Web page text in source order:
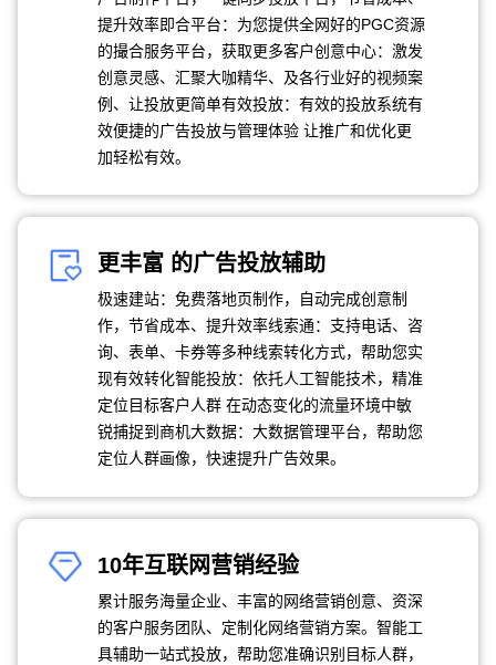
提升效率即合平台：为您提供全网好的PGC资源
的撮合服务平台，获取更多客户创意中心：激发
创意灵感、汇聚大咖精华、及各行业好的视频案
例、让投放更简单有效投放：有效的投放系统有
效便捷的广告投放与管理体验 让推广和优化更
加轻松有效。
更丰富 的广告投放辅助
极速建站：免费落地页制作，自动完成创意制
作，节省成本、提升效率线索通：支持电话、咨
询、表单、卡券等多种线索转化方式，帮助您实
现有效转化智能投放：依托人工智能技术，精准
定位目标客户人群 在动态变化的流量环境中敏
锐捕捉到商机大数据：大数据管理平台，帮助您
定位人群画像，快速提升广告效果。
10年互联网营销经验
累计服务海量企业、丰富的网络营销创意、资深
的客户服务团队、定制化网络营销方案。智能工
具辅助一站式投放，帮助您准确识别目标人群，